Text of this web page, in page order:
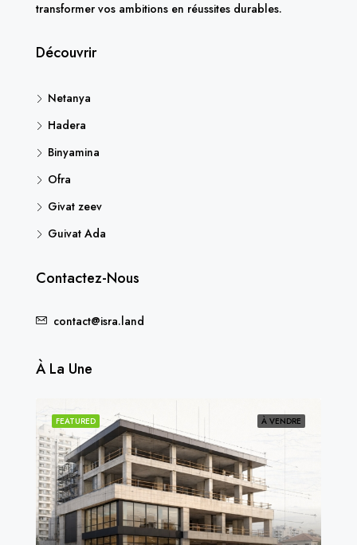
transformer vos ambitions en réussites durables.
Découvrir
Netanya
Hadera
Binyamina
Ofra
Givat zeev
Guivat Ada
Contactez-Nous
contact@isra.land
À La Une
À VENDRE
FEATURED